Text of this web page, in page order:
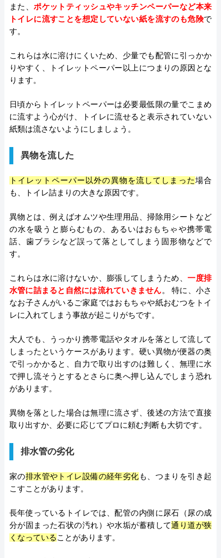
また、ポケットティッシュやキッチンペーパーなど本来
トイレに流すことを想定していない紙を流すのも危険で
す。
これらは水に溶けにくいため、少量でも配管に引っかか
りやすく、トイレットペーパー以上につまりの原因とな
ります。
日頃からトイレットペーパーは必要最低限の量でこまめ
に流すよう心がけ、トイレに流せると表示されていない
紙類は流さないようにしましょう。
異物を流した
トイレットペーパー以外の異物を流してしまった場合
も、トイレ詰まりの大きな原因です。
異物とは、例えばオムツや生理用品、掃除用シートなど
の水を吸うと膨らむもの、あるいはおもちゃや携帯電
話、歯ブラシなど誤って落としてしまう固形物などで
す。
これらは水に溶けないか、膨張してしまうため、一度排
水管に詰まると自然には流れていきません。 特に、小さ
なお子さんがいるご家庭ではおもちゃや紙おむつをトイ
レに入れてしまう事故が起こりがちです。
大人でも、うっかり携帯電話やタオルを落として流して
しまったというケースがあります。硬い異物が便器の奥
で引っかかると、自力で取り出すのは難しく、無理に水
で押し流そうとするとさらに奥へ押し込んでしまう恐れ
があります。
異物を落とした場合は無理に流さず、後述の方法で直接
取り出すか、必要に応じてプロに頼む判断も大切です。
排水管の劣化
家の排水管やトイレ設備の経年劣化 も、つまりを引き起
こすことがあります。
長年使っているトイレでは、配管の内側に尿石（尿の成
分が固まった石状の汚れ）や水垢が蓄積して通り道が狭
くなっている ことがあります。